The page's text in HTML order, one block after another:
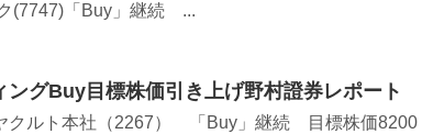
(7747)「Buy」継続 ...
ングBuy目標株価引き上げ野村證券レポート
クルト本社（2267） 「Buy」継続 目標株価8200